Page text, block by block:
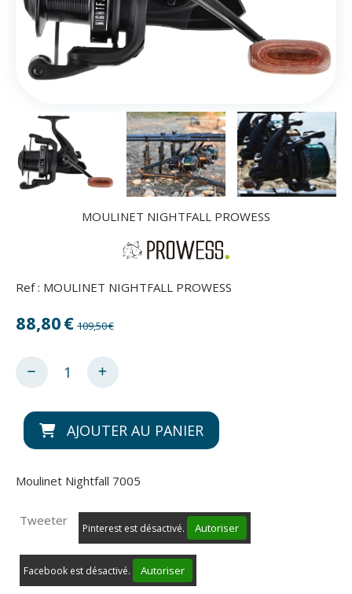
MOULINET NIGHTFALL PROWESS
Ref : MOULINET NIGHTFALL PROWESS
88,80€ 109,50€
AJOUTER AU PANIER
Moulinet Nightfall 7005
Tweeter
Pinterest est désactivé. Autoriser
Facebook est désactivé. Autoriser